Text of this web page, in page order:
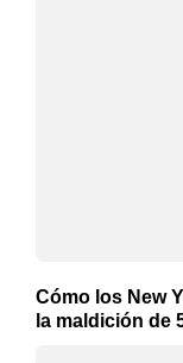
Cómo los New
la maldición de